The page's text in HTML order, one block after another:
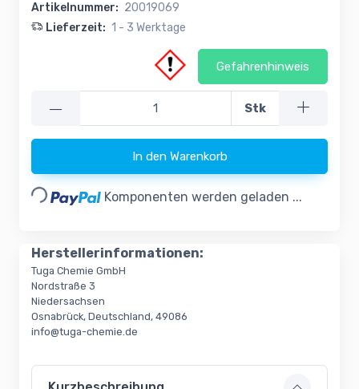
Artikelnummer: 20019069
Lieferzeit: 1 - 3 Werktage
Gefahrenhinweis
— Stk
In den Warenkorb
Loading... Komponenten werden geladen ...
Herstellerinformationen:
Tuga Chemie GmbH
Nordstraße 3
Niedersachsen
Osnabrück, Deutschland, 49086
info@tuga-chemie.de